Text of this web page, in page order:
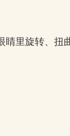
里旋转、扭